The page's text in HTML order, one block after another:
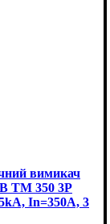
вимикач
TM 350 3P
In=350A, 3